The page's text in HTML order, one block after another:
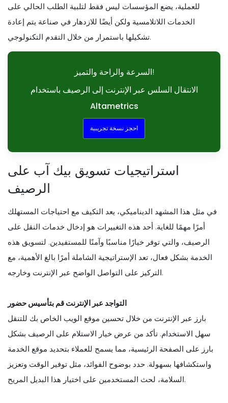
للعملية، يضع المؤسسات ليس فقط لتلبية الطلب الحالي على
الخدمات اللاتلامسية ولكن أيضًا للازدهار في صناعة يتم إعادة
تشكيلها باستمرار من خلال التقدم التكنولوجي.
السرعة والراحة والتميز!
الانتقال السلس عبر الإنترنت إلى الرصيف باستخدام
Altametrics
احجز نسخة تجريبية
استراتيجيات تسويق بيك آب على
الرصيف
في مثل هذا المشهد الديناميكي، يعد التكيف مع احتياجات المستهلك
أمرًا مهمًا للغاية. أحد هذه التغييرات هو إدخال خدمات النقل على
الرصيف، والتي توفر خيارًا مناسبًا وآمنًا للمستفيدين. لتسويق هذه
الخدمة بشكل فعال، تعد الإستراتيجية الشاملة أمرًا بالغ الأهمية، مع
التركيز على التواصل الواضح عبر الإنترنت وخارجه.
التواجد عبر الإنترنت قم بتأسيس حضور
بارز عبر الإنترنت من خلال تحسين موقع الويب الخاص بك للتنقل
سهل الاستخدام. تأكد من عرض خيار الاستلام على الرصيف بشكل
بارز على الصفحة الرئيسية، مما يسمح للعملاء بتحديد موقع الخدمة
واستكشافها بسهولة. حدد بوضوح الفوائد، مثل توفير الوقت وتعزيز
السلامة، لحث المستخدمين على اختيار هذا البديل المريح.